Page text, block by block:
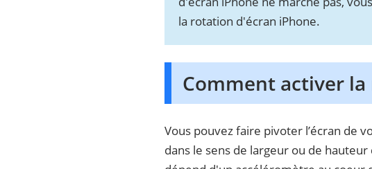
la rotation d'écran iPhone.
Comment activer
Vous pouvez faire pivoter l’écran de
dans le sens de largeur ou de